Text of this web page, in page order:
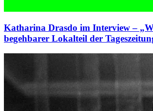
Katharina Drasdo im Interview –
begehbarer Lokalteil der